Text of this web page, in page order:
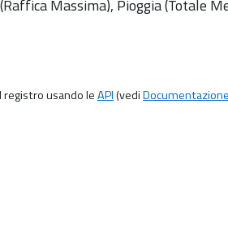
Massima), Pioggia (Totale
registro usando leAPI(vedi